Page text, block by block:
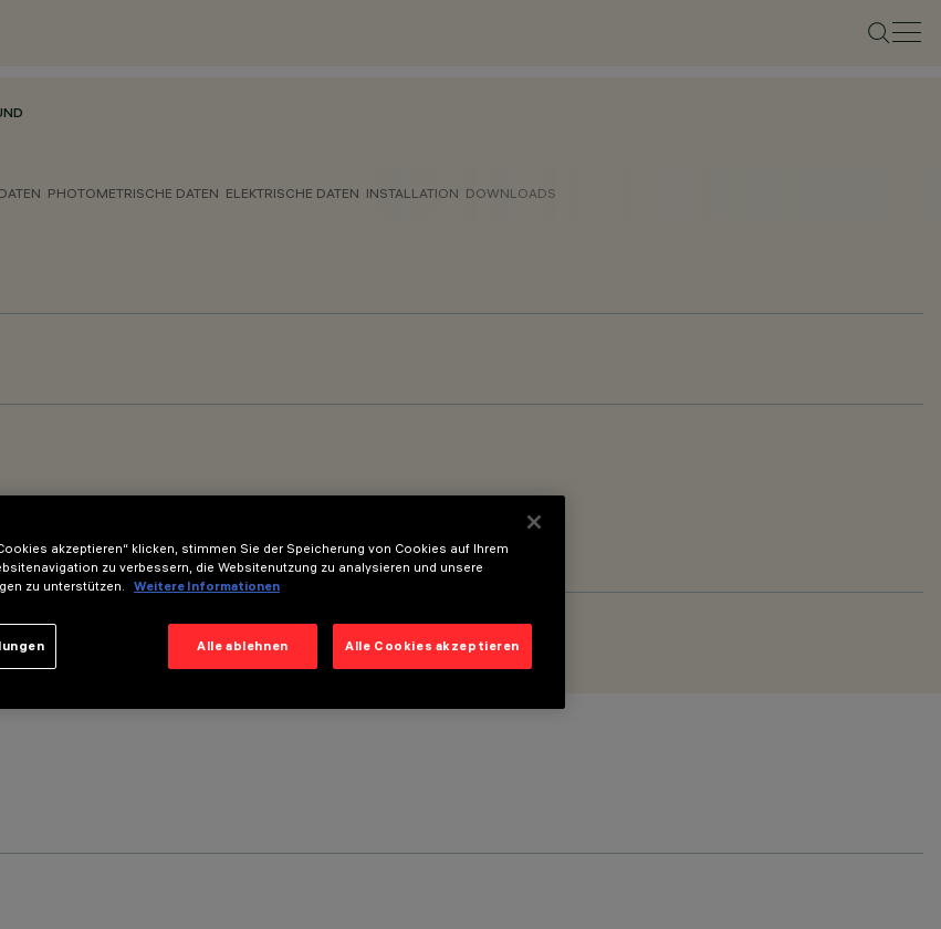
PHOTOMETRISCHE DATEN ELEKTRISCHE DATEN INSTALLATION DOWNLOADS
akzeptieren“ klicken, stimmen Sie der Speicherung von Cookies auf Ihrem
zu verbessern, die Websitenutzung zu analysieren und unsere
zu unterstützen.
Weitere Informationen
Alle ablehnen Alle Cookies akzeptieren